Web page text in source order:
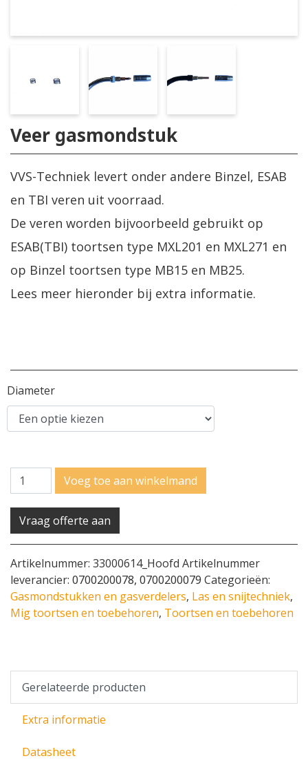
Veer gasmondstuk
VVS-Techniek levert onder andere Binzel, ESAB
en TBI veren uit voorraad.
De veren worden bijvoorbeeld gebruikt op
ESAB(TBI) toortsen type MXL201 en MXL271 en
op Binzel toortsen type MB15 en MB25.
Lees meer hieronder bij extra informatie.
Diameter
Aantal Voeg toe aan winkelmand
Vraag offerte aan
Artikelnummer: 33000614_Hoofd Artikelnummer
leverancier: 0700200078, 0700200079 Categorieën:
Gasmondstukken en gasverdelers, Las en snijtechniek,
Mig toortsen en toebehoren, Toortsen en toebehoren
Gerelateerde producten
Extra informatie
Datasheet